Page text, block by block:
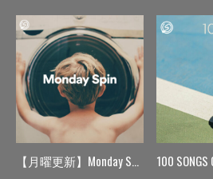
【月曜更新】Monday Spin 100